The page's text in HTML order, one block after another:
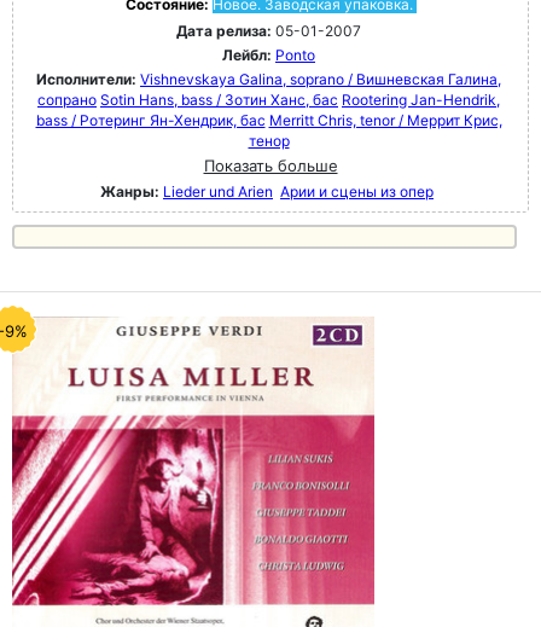
Состояние: Новое. Заводская упаковка.
Дата релиза: 05-01-2007
Лейбл: Ponto
Исполнители: Vishnevskaya Galina, soprano / Вишневская Галина,
сопрано Sotin Hans, bass / Зотин Ханс, бас Rootering Jan-Hendrik,
bass / Ротеринг Ян-Хендрик, бас Merritt Chris, tenor / Меррит Крис,
тенор
Показать больше
Жанры: Lieder und Arien Арии и сцены из опер
9%